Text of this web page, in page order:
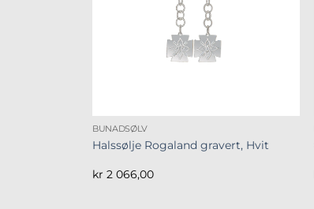
BUNADSØLV
Halssølje Rogaland gravert, Hvit
kr 2 066,00